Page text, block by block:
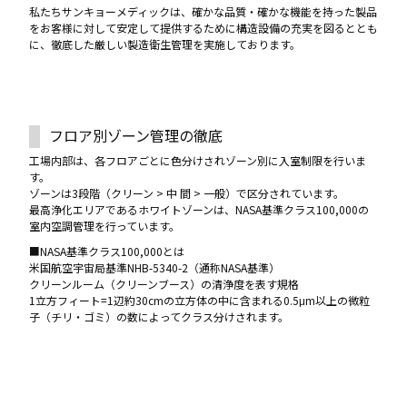
私たちサンキョーメディックは、確かな品質・確かな機能を持った製品
をお客様に対して安定して提供するために構造設備の充実を図るととも
に、徹底した厳しい製造衛生管理を実施しております。
フロア別ゾーン管理の徹底
工場内部は、各フロアごとに色分けされゾーン別に入室制限を行いま
す。
ゾーンは3段階（クリーン > 中 間 > 一般）で区分されています。
最高浄化エリアであるホワイトゾーンは、NASA基準クラス100,000の
室内空調管理を行っています。
■NASA基準クラス100,000とは
米国航空宇宙局基準NHB-5340-2（通称NASA基準）
クリーンルーム（クリーンブース）の清浄度を表す規格
1立方フィート=1辺約30cmの立方体の中に含まれる0.5μm以上の微粒
子（チリ・ゴミ）の数によってクラス分けされます。